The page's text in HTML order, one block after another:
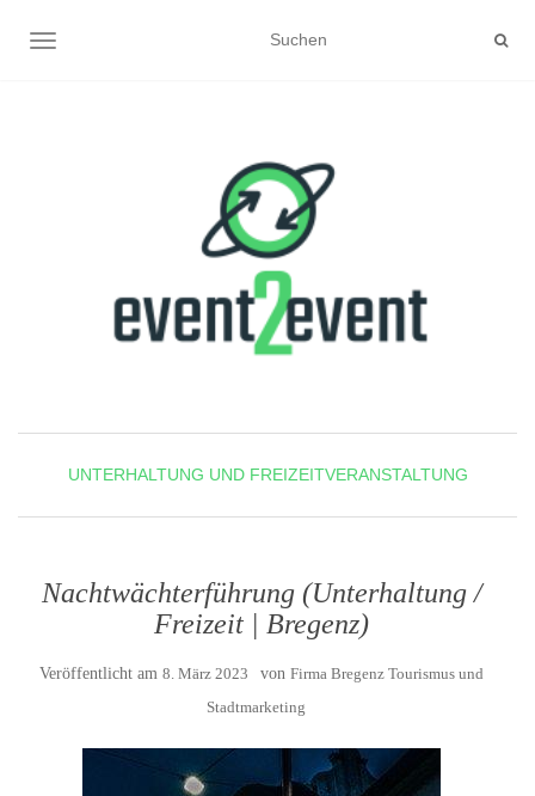
NAVIGATION UMSCHALTEN
UNTERHALTUNG UND FREIZEITVERANSTALTUNG
Nachtwächterführung (Unterhaltung /
Freizeit | Bregenz)
Veröffentlicht am 8. März 2023 von Firma Bregenz Tourismus und
Stadtmarketing